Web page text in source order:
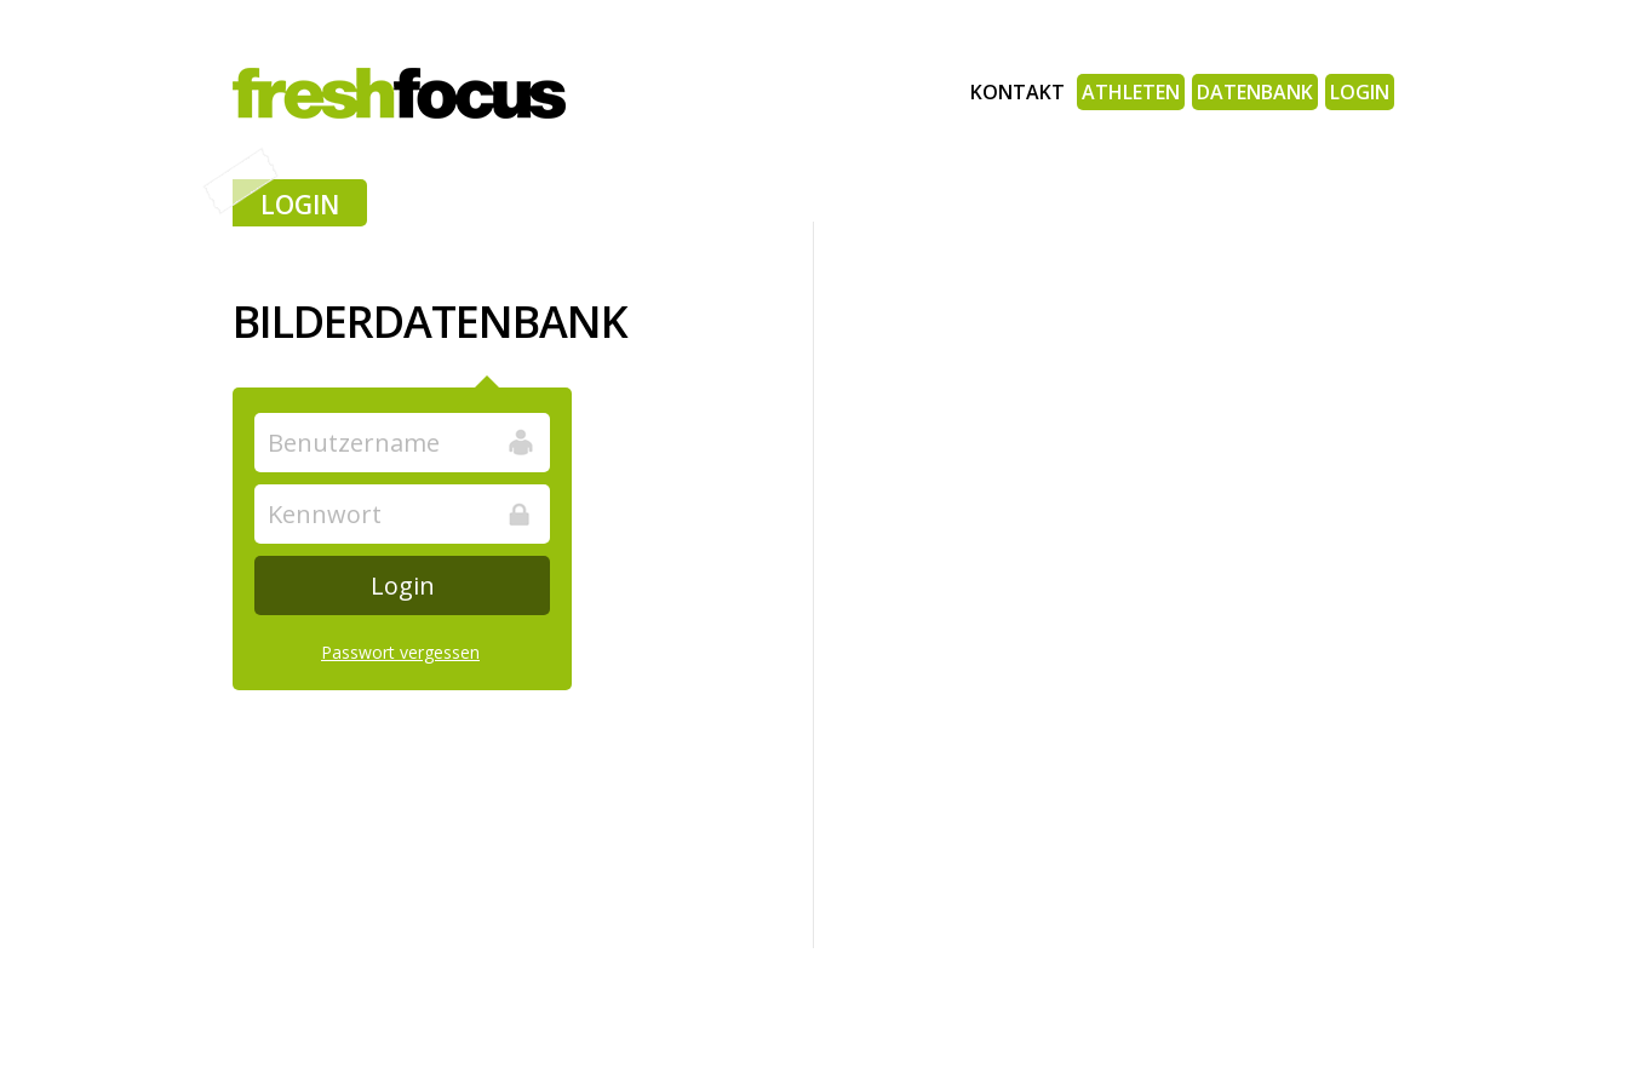
KONTAKT ATHLETEN DATENBANK LOGIN
LOGIN
BILDERDATENBANK
Passwort vergessen